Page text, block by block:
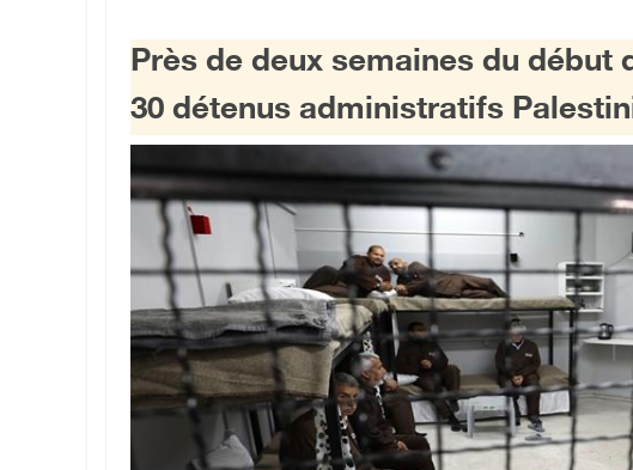
Près de deux semaines du début
30 détenus administratifs